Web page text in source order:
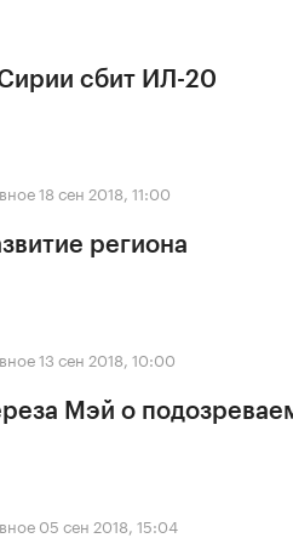
сбит ИЛ-20
18 сен 2018, 11:00
региона
13 сен 2018, 10:00
Мэй о
05 сен 2018, 15:04